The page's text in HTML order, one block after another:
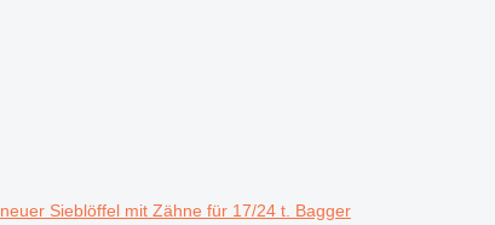
neuer Sieblöffel mit Zähne für 17/24 t. Bagger